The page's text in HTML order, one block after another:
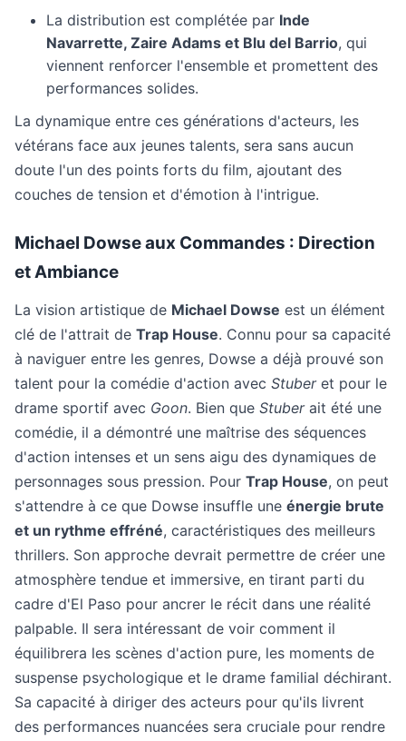
La distribution est complétée par Inde
Navarrette, Zaire Adams et Blu del Barrio, qui
viennent renforcer l'ensemble et promettent des
performances solides.
La dynamique entre ces générations d'acteurs, les
vétérans face aux jeunes talents, sera sans aucun
doute l'un des points forts du film, ajoutant des
couches de tension et d'émotion à l'intrigue.
Michael Dowse aux Commandes : Direction
et Ambiance
La vision artistique de Michael Dowse est un élément
clé de l'attrait de Trap House. Connu pour sa capacité
à naviguer entre les genres, Dowse a déjà prouvé son
talent pour la comédie d'action avec Stuberet pour le
drame sportif avec Goon. Bien que Stuberait été une
comédie, il a démontré une maîtrise des séquences
d'action intenses et un sens aigu des dynamiques de
personnages sous pression. Pour Trap House, on peut
s'attendre à ce que Dowse insuffle une énergie brute
et un rythme effréné, caractéristiques des meilleurs
thrillers. Son approche devrait permettre de créer une
atmosphère tendue et immersive, en tirant parti du
cadre d'El Paso pour ancrer le récit dans une réalité
palpable. Il sera intéressant de voir comment il
équilibrera les scènes d'action pure, les moments de
suspense psychologique et le drame familial déchirant.
Sa capacité à diriger des acteurs pour qu'ils livrent
des performances nuancées sera cruciale pour rendre